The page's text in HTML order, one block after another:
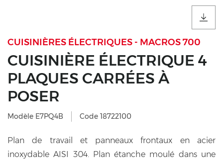
CUISINIÈRES ÉLECTRIQUES - MACROS 700
CUISINIÈRE ÉLECTRIQUE 4
PLAQUES CARRÉES À
POSER
Modèle E7PQ4B Code 18722100
Plan de travail et panneaux frontaux en acier
inoxydable AISI 304. Plan étanche moulé dans une